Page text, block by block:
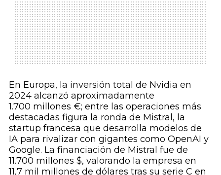
En Europa, la inversión total de Nvidia en
2024 alcanzó aproximadamente
1.700 millones €; entre las operaciones más
destacadas figura la ronda de Mistral, la
startup francesa que desarrolla modelos de
IA para rivalizar con gigantes como OpenAI y
Google. La financiación de Mistral fue de
11.700 millones $, valorando la empresa en
11,7 mil millones de dólares tras su serie C en